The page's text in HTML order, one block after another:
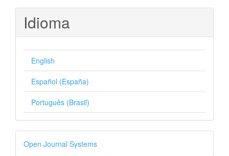
Idioma
English
Español (España)
Português (Brasil)
Desenvolvido
Open Journal Systems